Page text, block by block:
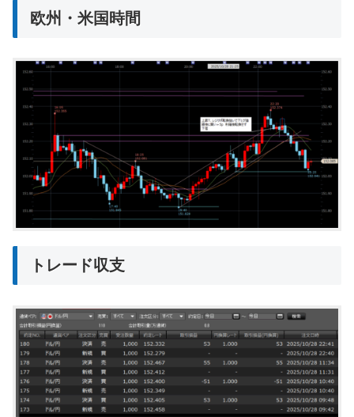
欧州・米国時間
トレード収支